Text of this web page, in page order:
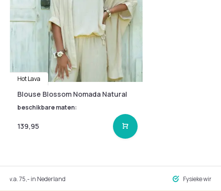
Hot Lava
Blouse Blossom Nomada Natural
beschikbare maten:
139,95
v.a. 75,- in Nederland Fysieke